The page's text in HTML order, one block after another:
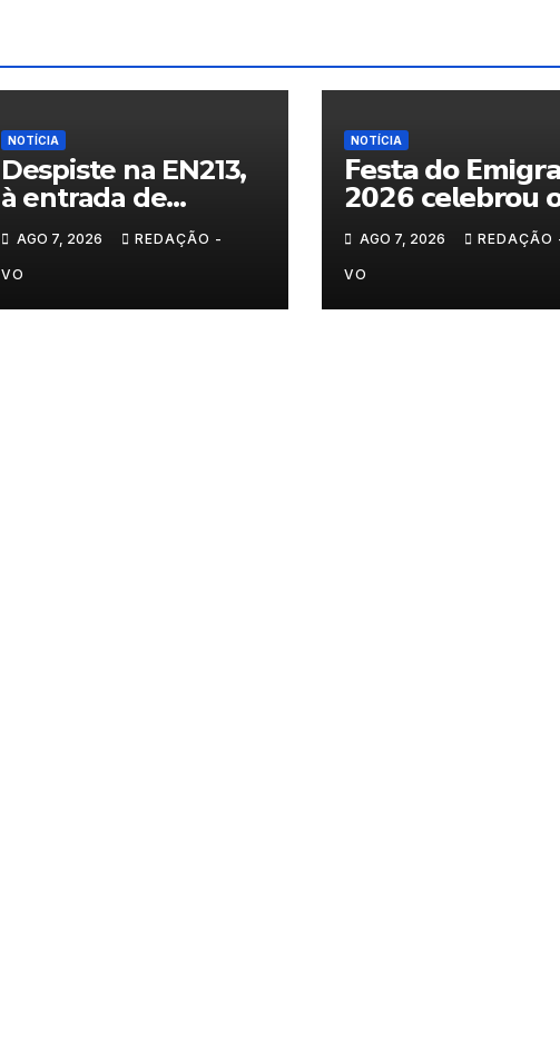
NOTÍCIA
Despiste na EN213,
à entrada de
AGO 7, 2026 REDAÇÃO -
VO
NOTÍCIA
𝗙𝗲𝘀𝘁𝗮 𝗱𝗼
𝟮𝟬𝟮𝟲 𝗰𝗲𝗹𝗲𝗯𝗿𝗼𝘂
𝗿𝗲𝗲𝗻𝗰𝗼𝗻𝘁𝗿𝗼 𝗲 𝗼𝘀
𝗹𝗮𝗰̧𝗼𝘀 𝗾𝘂𝗲 𝘂𝗻𝗲𝗺
𝗠𝘂𝗿𝗰̧𝗮
AGO 7, 2026 REDAÇÃO
VO